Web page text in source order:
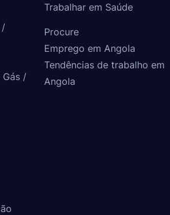
/
Gás /
Trabalhar em Saúde
Procure
Emprego em Angola
Tendências de trabalho em
Angola